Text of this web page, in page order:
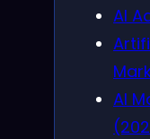
AI
AI